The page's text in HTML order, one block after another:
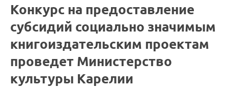
Конкурс на предоставление
субсидий социально значимым
книгоиздательским проектам
проведет Министерство
культуры Карелии